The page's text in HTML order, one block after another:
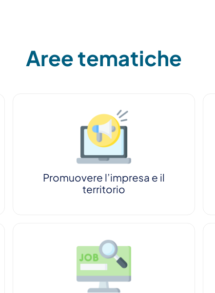
Aree tematiche
Promuovere l’impresa e il
territorio